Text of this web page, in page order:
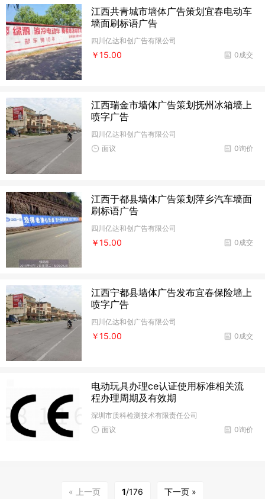
江西共青城市墙体广告策划宜春电动车
墙面刷标语广告
四川亿达和创广告有限公司
0成交
￥15.00
江西瑞金市墙体广告策划抚州冰箱墙上
喷字广告
四川亿达和创广告有限公司
0询价
面议
江西于都县墙体广告策划萍乡汽车墙面
刷标语广告
四川亿达和创广告有限公司
0成交
￥15.00
江西宁都县墙体广告发布宜春保险墙上
喷字广告
四川亿达和创广告有限公司
0成交
￥15.00
电动玩具办理ce认证使用标准相关流
程办理周期及有效期
深圳市质科检测技术有限责任公司
0询价
面议
« 上一页 1/176 下一页 »